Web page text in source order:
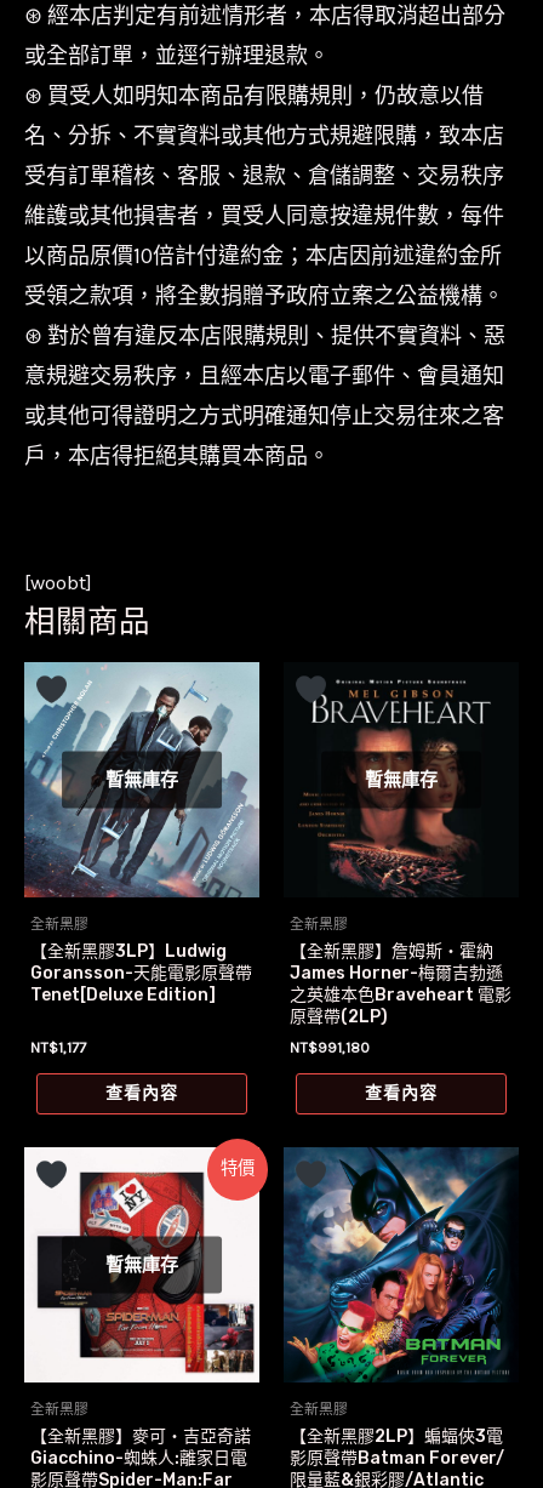
⊛ 經本店判定有前述情形者，本店得取消超出部分
或全部訂單，並逕行辦理退款。
⊛ 買受人如明知本商品有限購規則，仍故意以借
名、分拆、不實資料或其他方式規避限購，致本店
受有訂單稽核、客服、退款、倉儲調整、交易秩序
維護或其他損害者，買受人同意按違規件數，每件
以商品原價10倍計付違約金；本店因前述違約金所
受領之款項，將全數捐贈予政府立案之公益機構。
⊛ 對於曾有違反本店限購規則、提供不實資料、惡
意規避交易秩序，且經本店以電子郵件、會員通知
或其他可得證明之方式明確通知停止交易往來之客
戶，本店得拒絕其購買本商品。
[woobt]
相關商品
暫無庫存
全新黑膠
【全新黑膠3LP】Ludwig
Goransson-天能電影原聲帶
Tenet[Deluxe Edition]
NT$1,177
查看內容
暫無庫存
全新黑膠
【全新黑膠】詹姆斯‧霍納
James Horner-梅爾吉勃遜
之英雄本色Braveheart 電影
原聲帶(2LP)
NT$991,180
查看內容
特價
暫無庫存
全新黑膠
【全新黑膠】麥可‧吉亞奇諾
Giacchino-蜘蛛人:離家日電
影原聲帶Spider-Man:Far
全新黑膠
【全新黑膠2LP】蝙蝠俠3電
影原聲帶Batman Forever/
限量藍&銀彩膠/Atlantic